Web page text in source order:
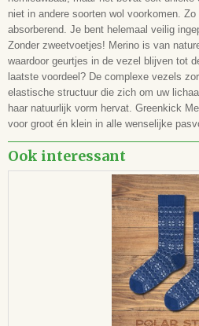
niet in andere soorten wol voorkomen.
absorberend. Je bent helemaal veilig
Zonder zweetvoetjes! Merino is van
waardoor geurtjes in de vezel blijven tot
laatste voordeel? De complexe vezels
elastische structuur die zich om uw
haar natuurlijk vorm hervat. Greenkick
voor groot én klein in alle wenselijke
Ook interessant